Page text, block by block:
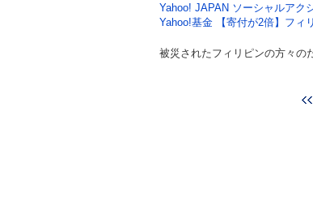
Yahoo! JAPAN ソーシャルアク
Yahoo!基金 【寄付が2倍】フィ
被災されたフィリピンの方々の